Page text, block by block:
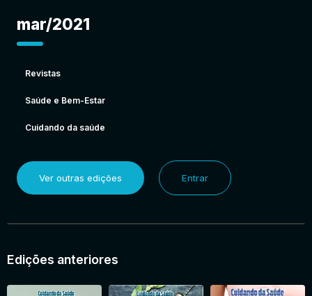
mar/2021
Revistas
Saúde e Bem-Estar
Cuidando da saúde
Ver outras edições Entrar
Edições anteriores